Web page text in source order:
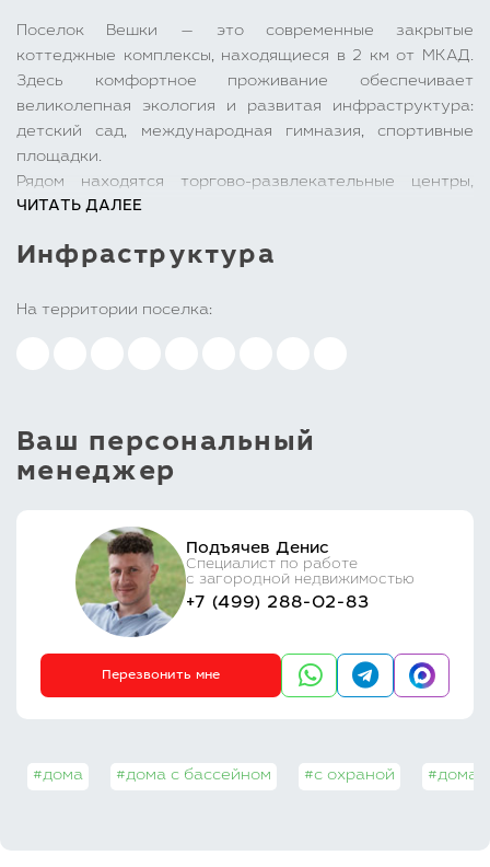
Поселок Вешки — это современные закрытые
коттеджные комплексы, находящиеся в 2 км от МКАД.
Здесь комфортное проживание обеспечивает
великолепная экология и развитая инфраструктура:
детский сад, международная гимназия, спортивные
площадки.
Рядом находятся торгово-развлекательные центры,
такие как «Весна» и Ашан, что позволяет уютно жить на
ЧИТАТЬ ДАЛЕЕ
Инфраструктура
На территории поселка:
Ваш персональный
менеджер
Подъячев Денис
Специалист по работе
с загородной недвижимостью
+7 (499) 288-02-83
Перезвонить мне
#дома #дома с бассейном #с охраной #дома